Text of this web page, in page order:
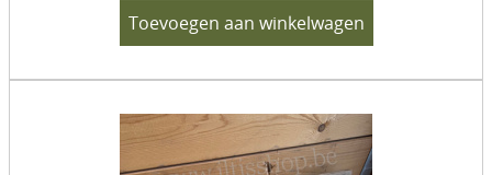
Toevoegen aan winkelwagen